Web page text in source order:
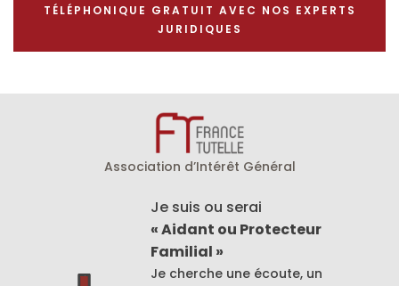
TÉLÉPHONIQUE GRATUIT AVEC NOS EXPERTS
JURIDIQUES
Association d’Intérêt Général
Je suis ou serai
« Aidant ou Protecteur
Familial »
Je cherche une écoute, un